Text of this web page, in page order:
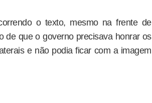
o texto, mesmo na frente de
de que o governo precisava honrar os
e não podia ficar com a imagem